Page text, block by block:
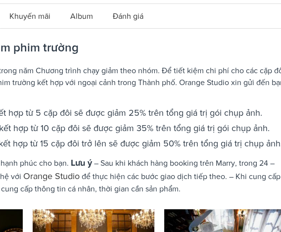
Khuyến mãi Album Đánh giá
phim trường
năm Chương trình chạy giảm theo nhóm. Để tiết kiệm chi phí cho các cặp
trường kết hợp với ngoại cảnh trong Thành phố. Orange Studio xin gửi đến
hợp từ 5 cặp đôi sẽ được giảm 25% trên tổng giá trị gói chụp ảnh.
hợp từ 10 cặp đôi sẽ được giảm 35% trên tổng giá trị gói chụp ảnh.
hợp từ 15 cặp đôi trở lên sẽ được giảm 50% trên tổng giá trị chụp
phúc cho bạn. Lưu ý– Sau khi khách hàng booking trên Marry, trong 24 –
với Orange Studio để thực hiện các bước giao dịch tiếp theo. – Khi cung cấp
cấp thông tin cá nhân, thời gian cần sản phẩm.